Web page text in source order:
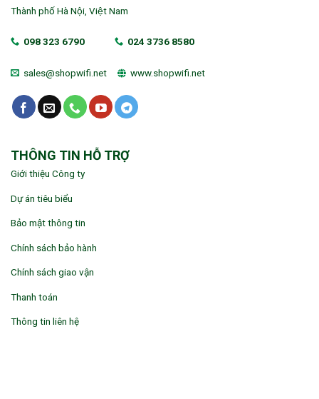
Thành phố Hà Nội, Việt Nam
098 323 6790 024 3736 8580
sales@shopwifi.net www.shopwifi.net
THÔNG TIN HỖ TRỢ
Giới thiệu Công ty
Dự án tiêu biểu
Bảo mật thông tin
Chính sách bảo hành
Chính sách giao vận
Thanh toán
Thông tin liên hệ